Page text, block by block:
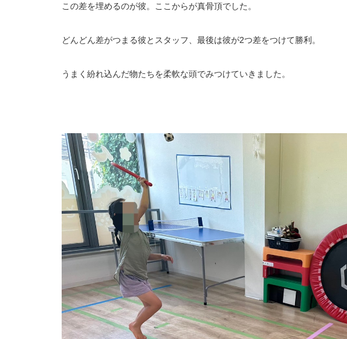
この差を埋めるのが彼。ここからが真骨頂でした。
どんどん差がつまる彼とスタッフ、最後は彼が2つ差をつけて勝利。
うまく紛れ込んだ物たちを柔軟な頭でみつけていきました。